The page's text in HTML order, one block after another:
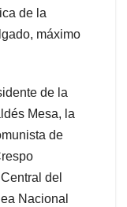
de la
máximo
de la
Mesa, la
de
del
Nacional